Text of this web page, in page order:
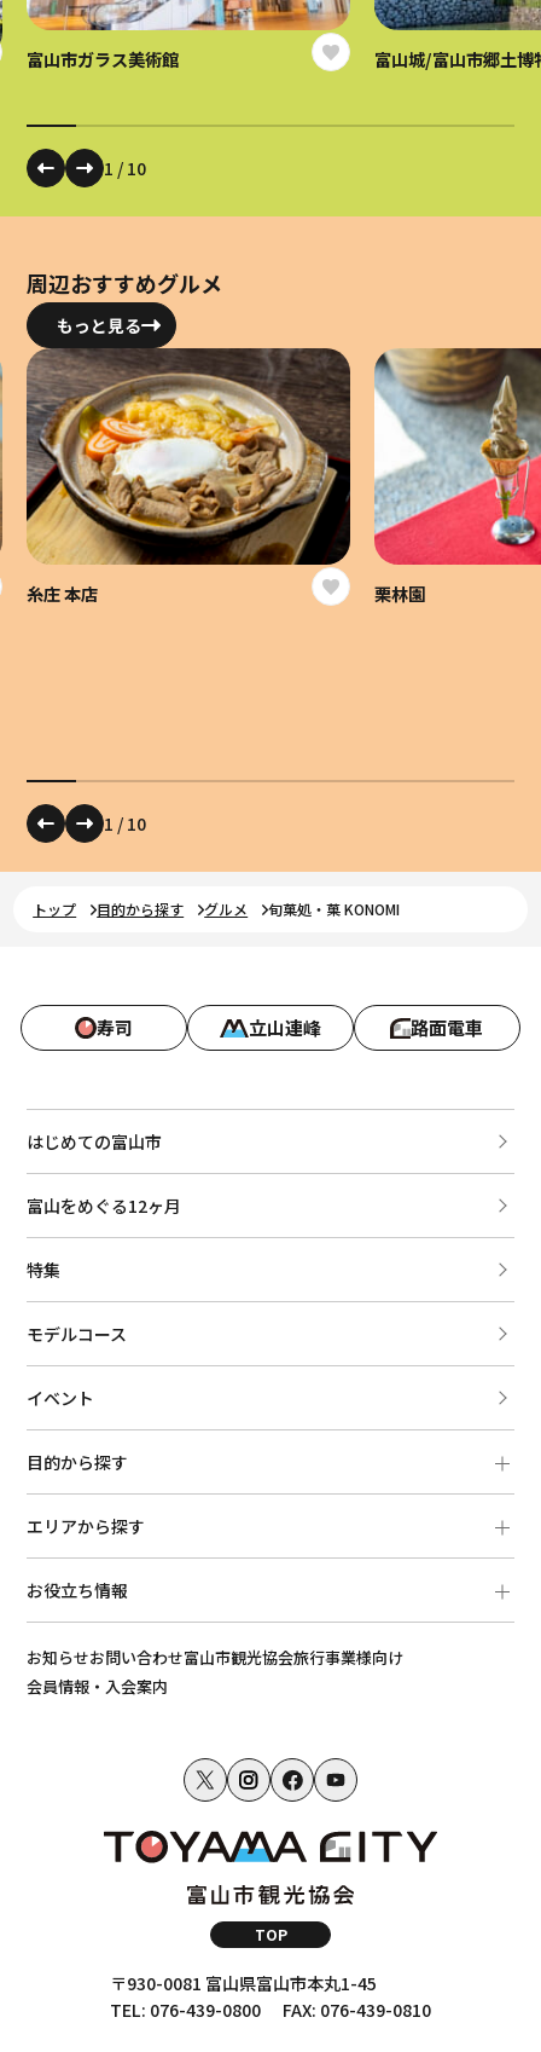
富山市ガラス美術館 富山城/富山市郷土博
1 / 10
周辺おすすめグルメ
もっと見る
糸庄 本店 栗林園
1 / 10
トップ 目的から探す グルメ 旬菓処・菓 KONOMI
寿司 立山連峰 路面電車
はじめての富山市
富山をめぐる12ヶ月
特集
モデルコース
イベント
目的から探す
エリアから探す
お役立ち情報
お知らせお問い合わせ富山市観光協会旅行事業様向け
会員情報・入会案内
TOP
〒930-0081 富山県富山市本丸1-45
TEL: 076-439-0800
FAX: 076-439-0810